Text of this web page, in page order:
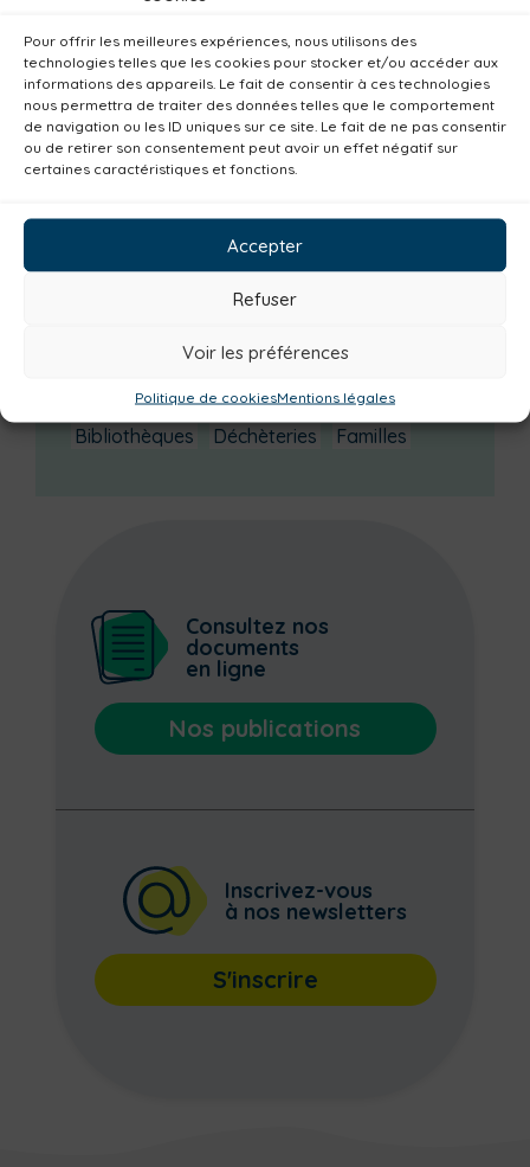
Pour offrir les meilleures expériences, nous utilisons des
technologies telles que les cookies pour stocker et/ou accéder aux
informations des appareils. Le fait de consentir à ces technologies
nous permettra de traiter des données telles que le comportement
de navigation ou les ID uniques sur ce site. Le fait de ne pas consentir
ou de retirer son consentement peut avoir un effet négatif sur
certaines caractéristiques et fonctions.
Accepter
Refuser
Voir les préférences
Politique de cookiesMentions légales
juillet 2025
Catégories actualités / agenda
Institutionnel Culture
Non classé
Solidarité
Tourisme
Centre aquatique
Plan climat
Alimentation
Urbanisme
Réemploi
Seniors
Loisirs Magazine
Parents
Bibliothèques
Déchèteries Familles
Consultez nos
documents
en ligne
Nos publications
Inscrivez-vous
à nos newsletters
S'inscrire